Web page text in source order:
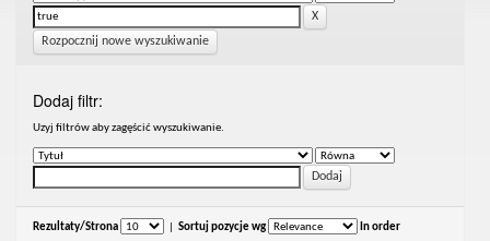
Rozpocznij nowe wyszukiwanie
Dodaj filtr:
Uzyj filtrów aby zagęścić wyszukiwanie.
Rezultaty/Strona Sortuj pozycje wg In order